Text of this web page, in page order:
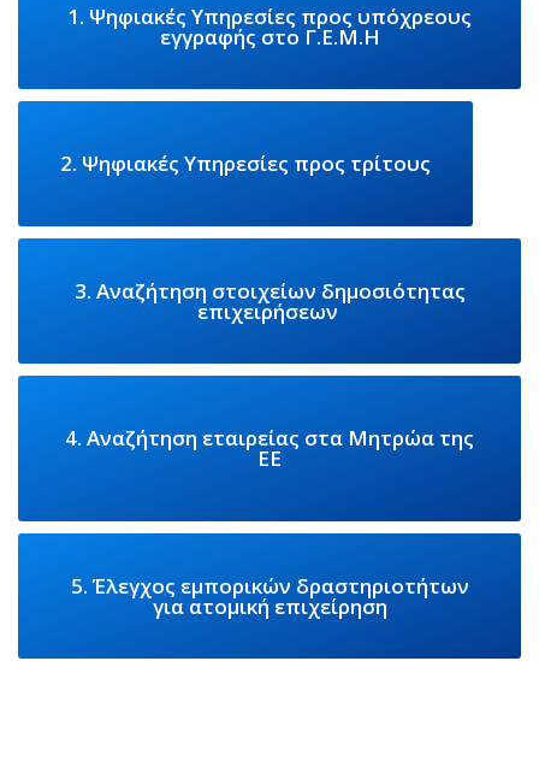
1. Ψηφιακές Υπηρεσίες προς υπόχρεους
εγγραφής στο Γ.Ε.Μ.Η
2. Ψηφιακές Υπηρεσίες προς τρίτους
3. Αναζήτηση στοιχείων δημοσιότητας
επιχειρήσεων
4. Αναζήτηση εταιρείας στα Μητρώα της
ΕΕ
5. Έλεγχος εμπορικών δραστηριοτήτων
για ατομική επιχείρηση